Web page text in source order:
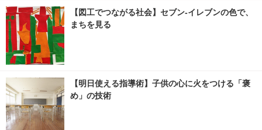
【図工でつながる社会】セブン‐イレブンの色で、
まちを見る
【明日使える指導術】子供の心に火をつける「褒
め」の技術